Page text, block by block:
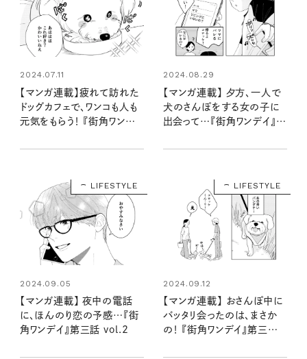
2024.07.11
【マンガ連載】疲れて訪れた
ドッグカフェで、ワンコも人も
元気をもらう！ 『街角ワンデ
2024.08.29
【マンガ連載】 夕方、一人で
犬のさんぽをする女の子に
出会って…『街角ワンデイ』第
LIFESTYLE
2024.09.05
【マンガ連載】 夜中の電話
に、ほんのり恋の予感…『街
角ワンデイ』第三話 vol.2
LIFESTYLE
2024.09.12
【マンガ連載】 おさんぽ中に
バッタリ会ったのは、まさか
の！ 『街角ワンデイ』第三話